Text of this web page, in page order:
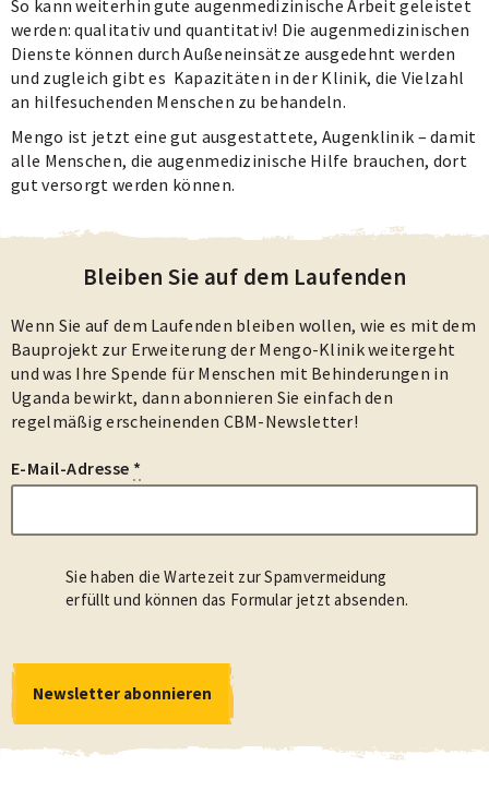
So kann weiterhin gute augenmedizinische Arbeit geleistet
werden: qualitativ und quantitativ! Die augenmedizinischen
Dienste können durch Außeneinsätze ausgedehnt werden
und zugleich gibt es Kapazitäten in der Klinik, die Vielzahl
an hilfesuchenden Menschen zu behandeln.
Mengo ist jetzt eine gut ausgestattete, Augenklinik – damit
alle Menschen, die augenmedizinische Hilfe brauchen, dort
gut versorgt werden können.
Bleiben Sie auf dem Laufenden
Wenn Sie auf dem Laufenden bleiben wollen, wie es mit dem
Bauprojekt zur Erweiterung der Mengo-Klinik weitergeht
und was Ihre Spende für Menschen mit Behinderungen in
Uganda bewirkt, dann abonnieren Sie einfach den
regelmäßig erscheinenden CBM-Newsletter!
E-Mail-Adresse *
Sie haben die Wartezeit zur Spamvermeidung
erfüllt und können das Formular jetzt absenden.
Newsletter abonnieren
Datenschutz- und Cookie-Richtlinie